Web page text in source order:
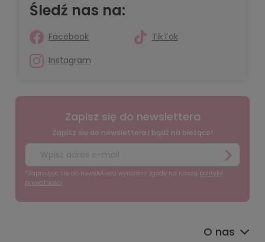
Śledź nas na:
Facebook
TikTok
Instagram
Zapisz się do newslettera
Zapisz się do newslettera i bądź na bieżąco!
*Zapisując się do newslettera wyrażasz zgodę na naszą politykę
prywatności
O nas